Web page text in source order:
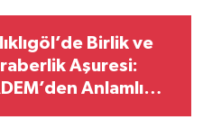
Birlik ve
Aşuresi:
Anlamlı